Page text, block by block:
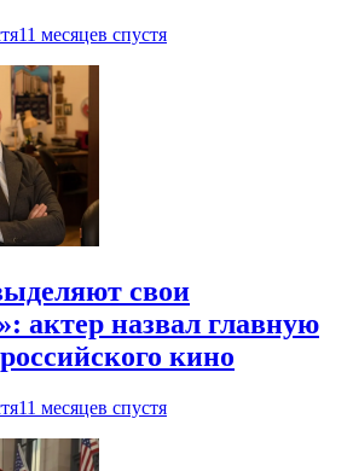
11 месяцев спустя
свои
актер назвал главную
кино
11 месяцев спустя